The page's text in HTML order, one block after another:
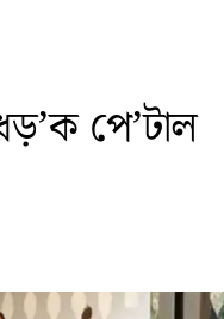
পে’টাল